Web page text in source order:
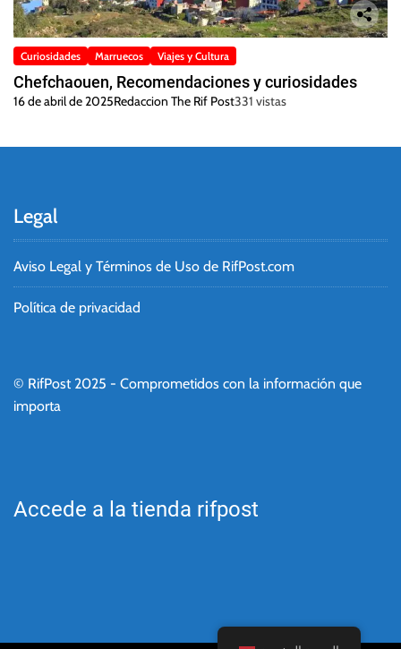
Curiosidades Marruecos Viajes y Cultura
Chefchaouen, Recomendaciones y curiosidades
16 de abril de 2025Redaccion The Rif Post331 vistas
Legal
Aviso Legal y Términos de Uso de RifPost.com
Política de privacidad
© RifPost 2025 - Comprometidos con la información que
importa
Accede a la tienda rifpost